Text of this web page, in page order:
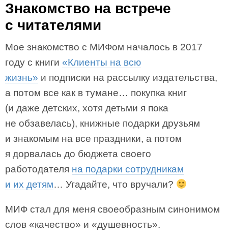
Знакомство на встрече
с читателями
Мое знакомство с МИФом началось в 2017
году с книги «Клиенты на всю
жизнь» и подписки на рассылку издательства,
а потом все как в тумане… покупка книг
(и даже детских, хотя детьми я пока
не обзавелась), книжные подарки друзьям
и знакомым на все праздники, а потом
я дорвалась до бюджета своего
работодателя на подарки сотрудникам
и их детям… Угадайте, что вручали?
МИФ стал для меня своеобразным синонимом
слов «качество» и «душевность».